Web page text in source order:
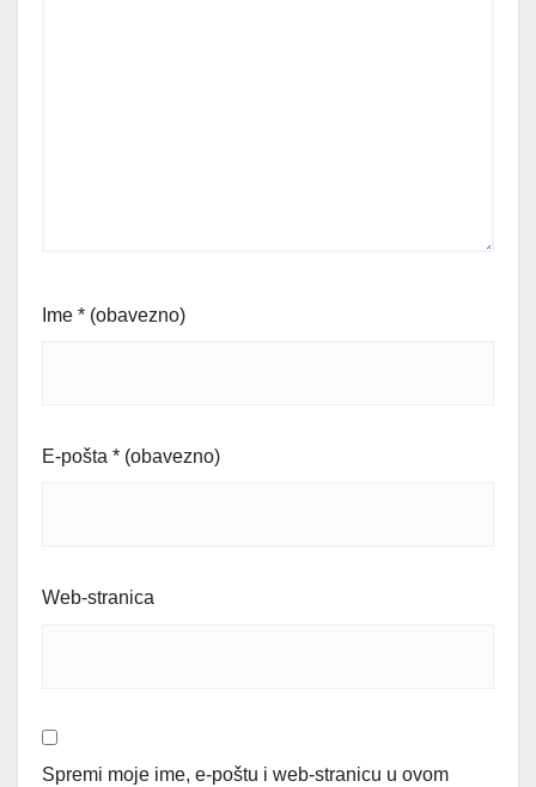
Ime * (obavezno)
E-pošta * (obavezno)
Web-stranica
Spremi moje ime, e-poštu i web-stranicu u ovom